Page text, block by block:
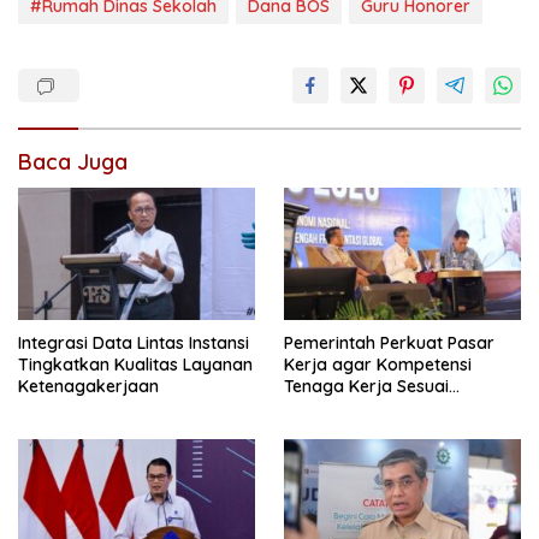
#Rumah Dinas Sekolah Dana BOS Guru Honorer
Baca Juga
Integrasi Data Lintas Instansi
Tingkatkan Kualitas Layanan
Ketenagakerjaan
Pemerintah Perkuat Pasar
Kerja agar Kompetensi
Tenaga Kerja Sesuai